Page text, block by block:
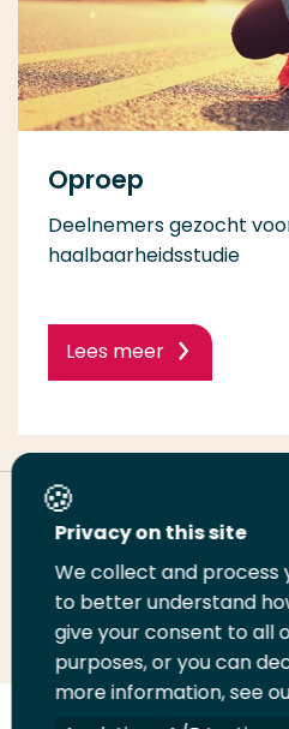
Oproep
Deelnemers gezocht
haalbaarheidsstudie
Lees meer
Deel deze pagina
Deel
LinkedIn
Deel
op
Twitter
Deel
op
Facebook
Email
deze
Privacy on this site
We collect and process
to better understand
give your consent to all
purposes, or you can
more information, see